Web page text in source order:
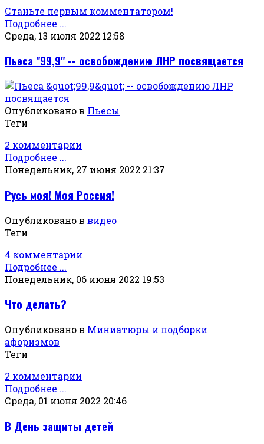
Станьте первым комментатором!
Подробнее ...
Среда, 13 июля 2022 12:58
Пьеса "99,9" -- освобождению ЛНР посвящается
Опубликовано в Пьесы
Теги
2 комментарии
Подробнее ...
Понедельник, 27 июня 2022 21:37
Русь моя! Моя Россия!
Опубликовано в видео
Теги
4 комментарии
Подробнее ...
Понедельник, 06 июня 2022 19:53
Что делать?
Опубликовано в Миниатюры и подборки
афоризмов
Теги
2 комментарии
Подробнее ...
Среда, 01 июня 2022 20:46
В День защиты детей